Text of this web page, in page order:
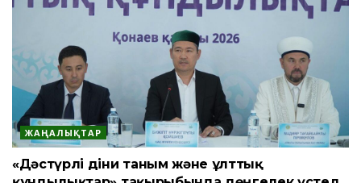
ЖАҢАЛЫҚТАР
«Дәстүрлі діни таным және ұлттық